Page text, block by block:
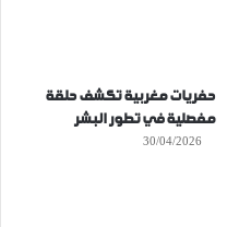
حفريات مغربية تكشف حلقة
مفصلية في تطور البشر
30/04/2026